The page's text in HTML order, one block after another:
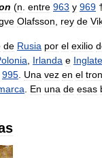
(n. entre 963 y 969
Olafsson, rey de
de Rusia por el exilio
, Irlanda e
995. Una vez en el
. En una de esas